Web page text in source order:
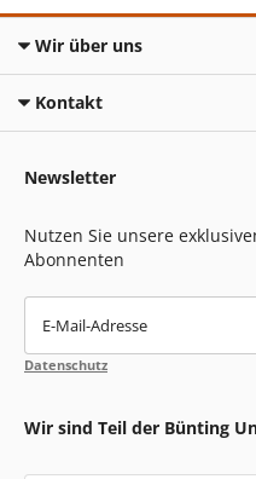
Wir über uns
Kontakt
Newsletter
Nutzen Sie unsere
Abonnenten
E-Mail-Adresse
Datenschutz
Wir sind Teil der Bünting